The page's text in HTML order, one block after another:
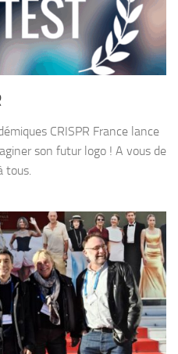
CRISPR France lance
son futur logo ! A vous de
tous.